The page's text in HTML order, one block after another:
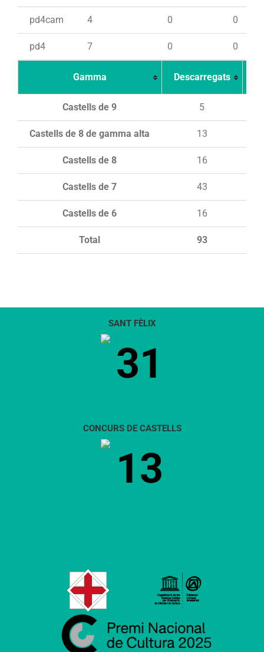
pd4cam 4 0 0
pd4 7 0 0
Gamma Descarregats
Total 93
Castells de 9 5
Castells de 8 de gamma alta 13
Castells de 8 16
Castells de 7 43
Castells de 6 16
SANT FÈLIX
31
CONCURS DE CASTELLS
13